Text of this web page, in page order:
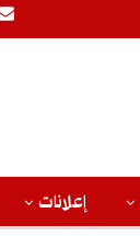
إعلانات